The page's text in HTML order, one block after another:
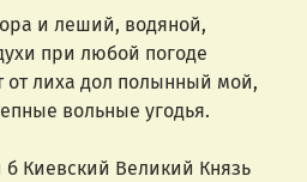
и леший, водяной,
при любой погоде
от лиха дол полынный мой,
вольные угодья.
б Киевский Великий Князь